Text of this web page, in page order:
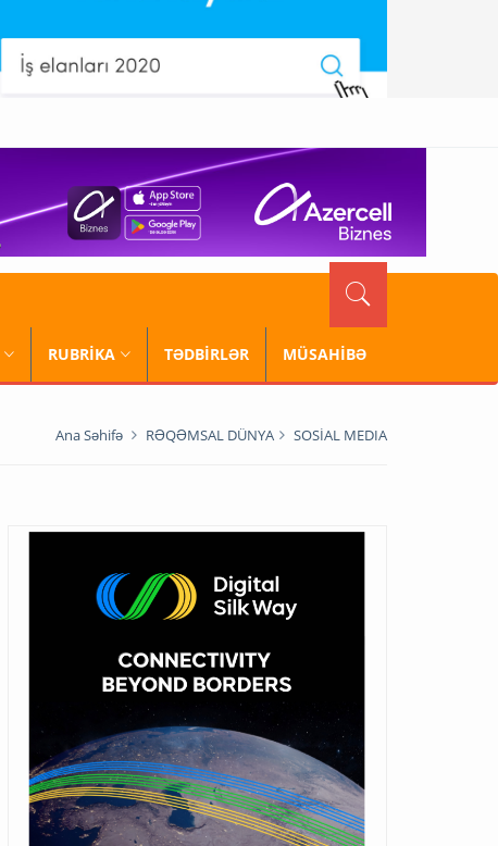
RUBRİKA TƏDBİRLƏR MÜSAHİBƏ
Ana Səhifə RƏQƏMSAL DÜNYA SOSİAL MEDIA